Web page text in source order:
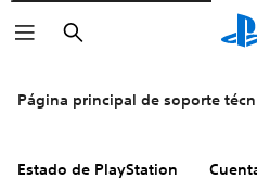
Buscar
Página principal de soporte
Estado de PlayStation